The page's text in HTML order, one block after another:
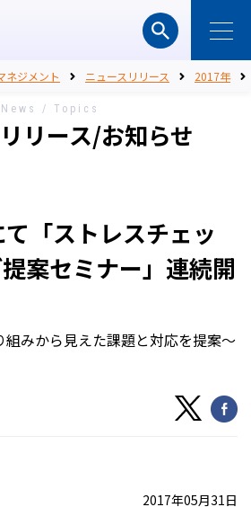
ネジメント ニュースリリース 2017年
News / Topics
リース/お知らせ
「ストレスチェッ
案セミナー」連続開
みから見えた課題と対応を提案～
2017年05月31日